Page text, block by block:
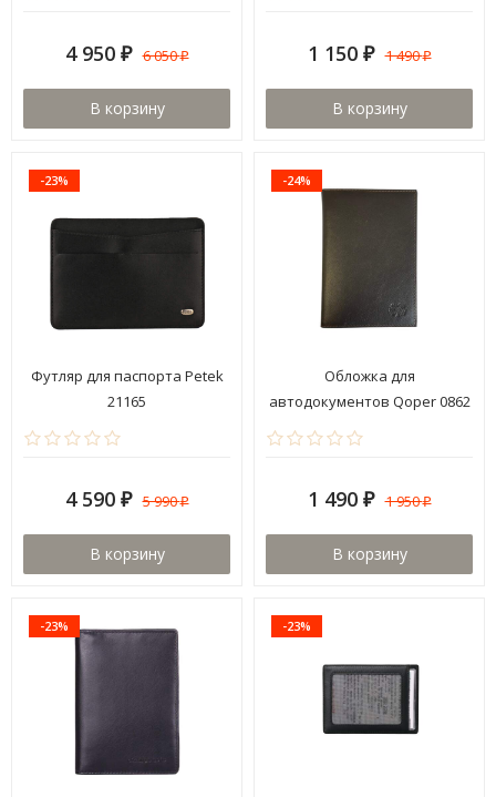
4 950 ₽ 6 050₽
В корзину
1 150 ₽ 1 490₽
В корзину
-23%
Футляр для паспорта Petek
21165
4 590 ₽ 5 990₽
В корзину
-24%
Обложка для
автодокументов Qoper 0862
brown
1 490 ₽ 1 950₽
В корзину
-23% -23%